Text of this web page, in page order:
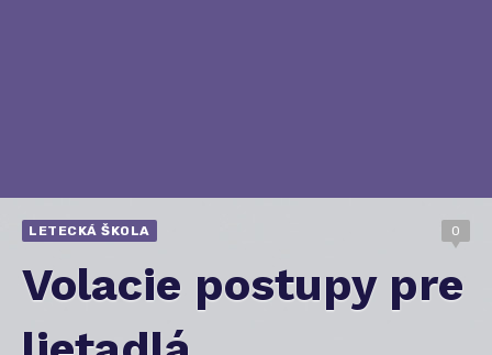
LETECKÁ ŠKOLA 0
Volacie postupy pre